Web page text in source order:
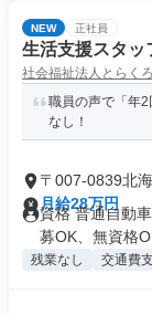
NEW 正社員
生活支援スタッ
社会福祉法人とらくろ
職員の声で「年
なし！
〒007-0839北
月給28万円
資格 普通自動
募OK、無資格
残業なし 交通費